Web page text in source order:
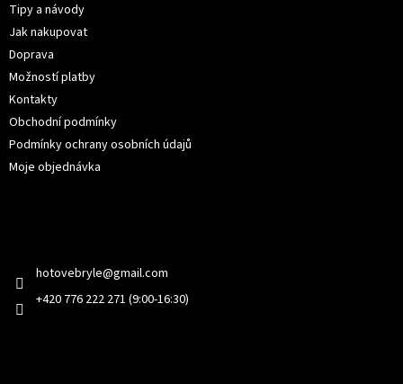
Tipy a návody
Jak nakupovat
Doprava
Možností platby
Kontakty
Obchodní podmínky
Podmínky ochrany osobních údajů
Moje objednávka
hotovebryle@gmail.com
+420 776 222 271 (9:00-16:30)